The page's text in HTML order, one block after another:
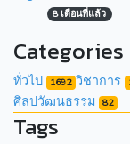
8 เดือนที่แล้ว
Categories
ทั่วไป 1692 วิชาการ
ศิลปวัฒนธรรม 82
Tags